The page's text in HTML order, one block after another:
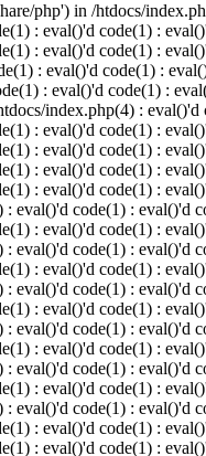
php') in /htdocs/
: eval()'d code(1) :
: eval()'d code(1) :
: eval()'d code(1) :
: eval()'d code(1) :
index.php(4) :
: eval()'d code(1) :
: eval()'d code(1) :
: eval()'d code(1) :
: eval()'d code(1) :
code(1) : eval()'d
: eval()'d code(1) :
code(1) : eval()'d
: eval()'d code(1) :
code(1) : eval()'d
: eval()'d code(1) :
code(1) : eval()'d
: eval()'d code(1) :
code(1) : eval()'d
: eval()'d code(1) :
code(1) : eval()'d
: eval()'d code(1) :
: eval()'d code(1) :